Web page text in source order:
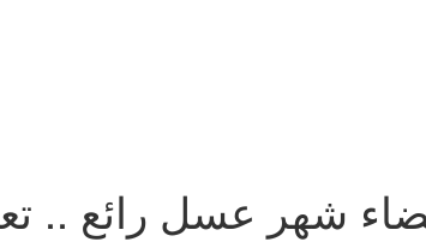
شهر عسل رائع ..